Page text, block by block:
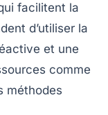
facilitent la
d’utiliser la
et une
comme
méthodes